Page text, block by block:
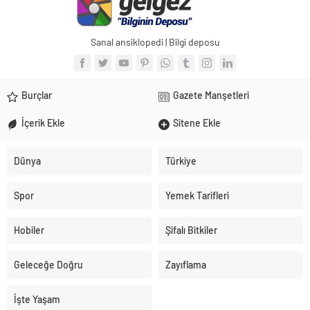
Sanal ansiklopedi | Bilgi deposu
Burçlar Gazete Manşetleri
İçerik Ekle Sitene Ekle
Dünya Türkiye
Spor Yemek Tarifleri
Hobiler Şifalı Bitkiler
Geleceğe Doğru Zayıflama
İşte Yaşam